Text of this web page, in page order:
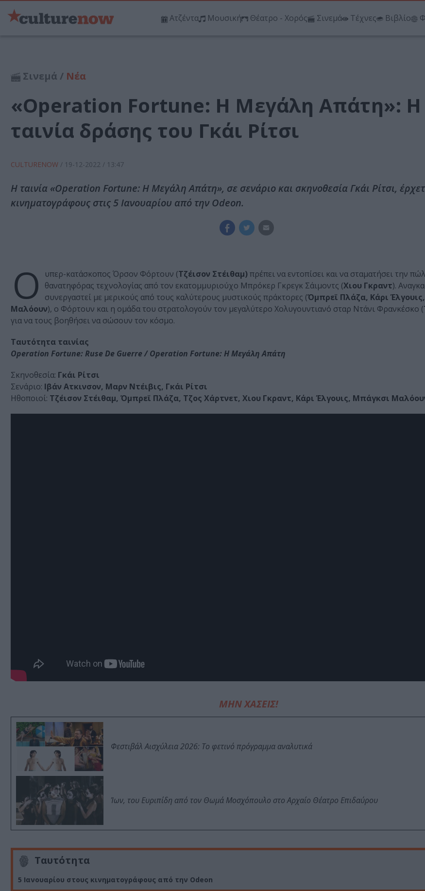
Ατζέντα Μουσική Θέατρο - Χορός Σινεμά Τέχνες Βιβλίο
Σινεμά / Νέα
«Operation Fortune: Η Μεγάλη Απάτη»: Η
ταινία δράσης του Γκάι Ρίτσι
CULTURENOW / 19-12-2022 / 13:47
Η ταινία «Operation Fortune: Η Μεγάλη Απάτη», σε σενάριο και σκηνοθεσία Γκάι Ρίτσι,
κινηματογράφους στις 5 Ιανουαρίου από την Odeon.
Ο υπερ-κατάσκοπος Όρσον Φόρτουν (Τζέισον Στέιθαμ) πρέπει να εντοπίσει και να σταματήσει την
θανατηφόρας τεχνολογίας από τον εκατομμυριούχο Μπρόκερ Γκρεγκ Σάιμοντς (Χιου Γκραντ).
συνεργαστεί με μερικούς από τους καλύτερους μυστικούς πράκτορες (Όμπρεϊ Πλάζα, Κάρι
Μαλόουν), ο Φόρτουν και η ομάδα του στρατολογούν τον μεγαλύτερο Χολυγουντιανό σταρ Ντάνι Φρανκέσκο (
για να τους βοηθήσει να σώσουν τον κόσμο.
Ταυτότητα ταινίας
Operation Fortune: Ruse De Guerre / Operation Fortune: Η Μεγάλη Απάτη
Σκηνοθεσία: Γκάι Ρίτσι
Σενάριο: Ιβάν Ατκινσον, Μαρν Ντέιβις, Γκάι Ρίτσι
Ηθοποιοί: Τζέισον Στέιθαμ, Όμπρεϊ Πλάζα, Τζος Χάρτνετ, Χιου Γκραντ, Κάρι Έλγουις, Μπάγκσι
ΜΗΝ ΧΑΣΕΙΣ!
Φεστιβάλ Αισχύλεια 2026: Το φετινό πρόγραμμα αναλυτικά
Ίων, του Ευριπίδη από τον Θωμά Μοσχόπουλο στο Αρχαίο Θέατρο Επιδαύρου
Ταυτότητα
5 Ιανουαρίου στους κινηματογράφους από την Odeon